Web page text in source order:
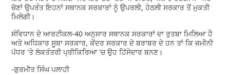
ਚੋਣਾਂ ਉਪਰੰਤ ਇਹਨਾਂ ਸਥਾਨਕ ਸਰਕਾਰਾਂ ਨੂੰ ਉਪਰਲੀ, ਹੇਠਲੀ ਸਰਕਾਰ ਤੋਂ ਮੁਕਤੀ
ਮਿਲੇਗੀ।
ਸੰਵਿਧਾਨ ਦੇ ਆਰਟੀਕਲ-40 ਅਨੁਸਾਰ ਸਥਾਨਕ ਸਰਕਾਰਾਂ ਦਾ ਰੁਤਬਾ ਮਿਲਿਆ ਹੈ
ਅਤੇ ਅਧਿਕਾਰ ਸੂਬਾ ਸਰਕਾਰ, ਕੇਂਦਰ ਸਰਕਾਰ ਦੇ ਬਰਾਬਰ ਦੇ ਹਨ ਤਾਂ ਕਿ ਜ਼ਮੀਨੀ
ਪੱਧਰ 'ਤੇ ਲੋਕਤੰਤਰੀ ਪ੍ਰੀਕਿਰਿਆ 'ਚ ਉਹ ਹਿੱਸੇਦਾਰ ਬਨਣ।
-ਗੁਰਮੀਤ ਸਿੰਘ ਪਲਾਹੀ